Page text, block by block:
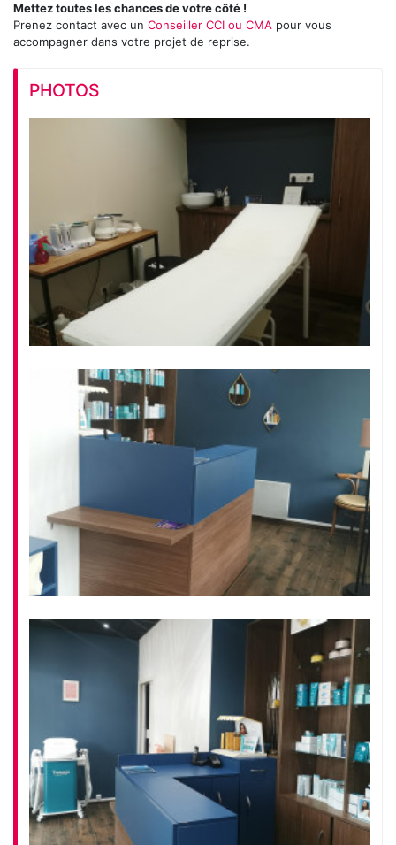
Mettez toutes les chances de votre côté !
Prenez contact avec un Conseiller CCI ou CMA pour vous
accompagner dans votre projet de reprise.
PHOTOS